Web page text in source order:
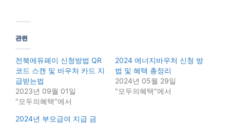
관련
전북에듀페이 신청방법 QR
코드 스캔 및 바우처 카드 지
급받는법
2023년 09월 01일
"모두의혜택"에서
2024 에너지바우처 신청 방
법 및 혜택 총정리
2024년 05월 29일
"모두의혜택"에서
2024년 부모급여 지급 금